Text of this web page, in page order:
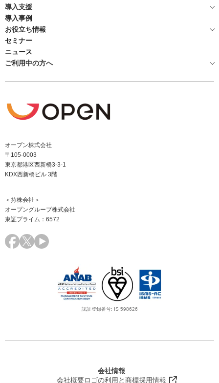
導入支援
導入事例
お役立ち情報
セミナー
ニュース
ご利用中の方へ
オープン株式会社
〒105-0003
東京都港区西新橋3-3-1
KDX西新橋ビル 3階
＜持株会社＞
オープングループ株式会社
東証プライム：6572
認証登録番号: IS 598626
会社情報
会社概要ロゴの利用と商標採用情報